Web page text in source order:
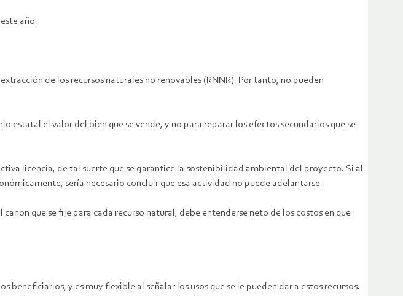
año.
de los recursos naturales no renovables (RNNR). Por tanto, no pueden
el valor del bien que se vende, y no para reparar los efectos secundarios que se
licencia, de tal suerte que se garantice la sostenibilidad ambiental del proyecto. Si al
sería necesario concluir que esa actividad no puede adelantarse.
que se fije para cada recurso natural, debe entenderse neto de los costos en que
y es muy flexible al señalar los usos que se le pueden dar a estos recursos.